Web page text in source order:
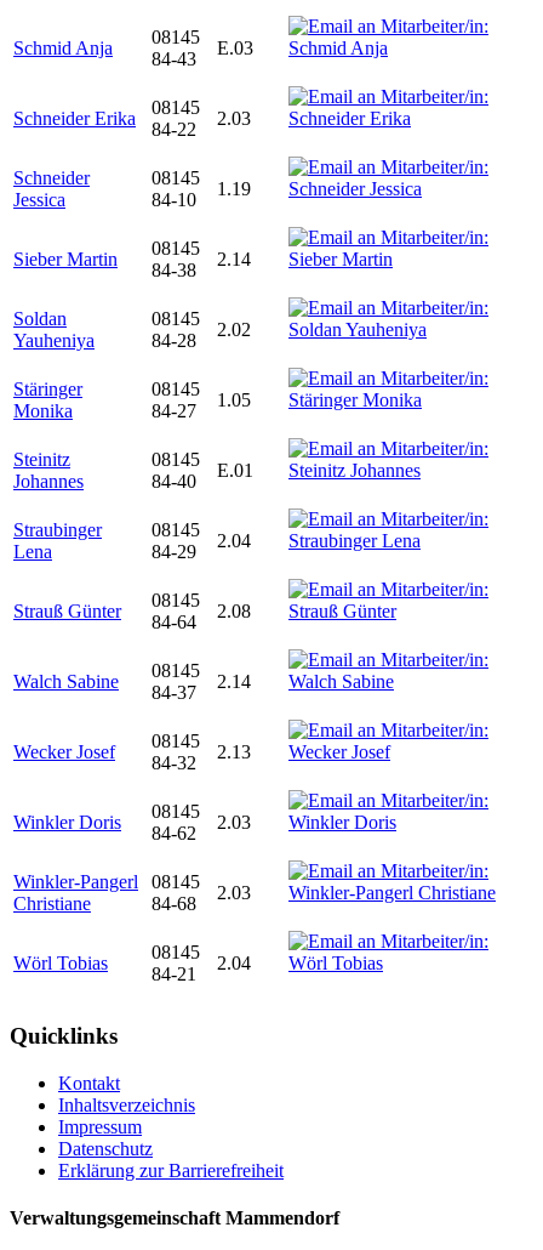
Schmid Anja
08145
84-43
E.03
Schneider Erika
08145
84-22
2.03
Schneider
Jessica
08145
84-10
1.19
Sieber Martin
08145
84-38
2.14
Soldan
Yauheniya
08145
84-28
2.02
Stäringer
Monika
08145
84-27
1.05
Steinitz
Johannes
08145
84-40
E.01
Straubinger
Lena
08145
84-29
2.04
Strauß Günter
08145
84-64
2.08
Walch Sabine
08145
84-37
2.14
Wecker Josef
08145
84-32
2.13
Winkler Doris
08145
84-62
2.03
Winkler-Pangerl
Christiane
08145
84-68
2.03
Wörl Tobias
08145
84-21
2.04
Quicklinks
Kontakt
Inhaltsverzeichnis
Impressum
Datenschutz
Erklärung zur Barrierefreiheit
Verwaltungsgemeinschaft Mammendorf